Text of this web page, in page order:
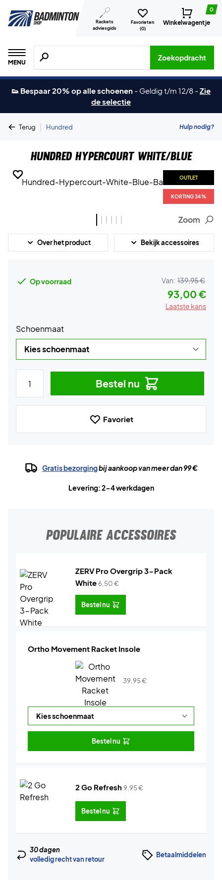
Rackets
adviesgids
Favorieten
(0)
0
Winkelwagentje
MENU
Zoeken naar producten, merken etc.
Zoekopdracht
👟 Bespaar 20% op alle schoenen - Geldig t/m 12/8 -Zie
de selectie
Terug | Hundred Hulp nodig?
Hundred Hypercourt White/Blue
OUTLET
KORTING 34%
OUTLET
KORTING 34%
OUTLET
KORTING 34%
OUTLET
KORTING 34%
OUTLET
KORTING 34%
OUTLET
KORTING 34%
Zoom
Over het product Bekijk accessoires
Op voorraad Van: 139,95 €
93,00 €
Laatste kans
Schoenmaat
Bestel nu
Favoriet
Gratis bezorgingbij aankoop van meer dan 99 €
Levering: 2-4 werkdagen
POPULAIRE ACCESSOIRES
ZERV Pro Overgrip 3-Pack
White6,50€
Bestel nu
Ortho Movement Racket Insole
39,95€
Bestel nu
2 Go Refresh9,95€
Bestel nu
30 dagen
volledig recht van retour
Betaalmiddelen